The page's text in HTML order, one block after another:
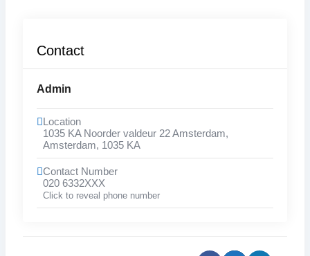
Contact
Admin
Location
1035 KA Noorder valdeur 22 Amsterdam,
Amsterdam, 1035 KA
Contact Number
020 6332XXX
Click to reveal phone number